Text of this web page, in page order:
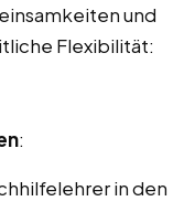
und
Flexibilität:
:
in den